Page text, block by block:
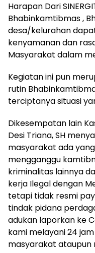
Harapan Dari
Bhabinkamtibmas ,
desa/kelurahan
kenyamanan dan
Masyarakat dalam
Kegiatan ini pun
rutin
terciptanya situasi
Dikesempatan lain
Desi Triana, SH
masyarakat ada
mengganggu
kriminalitas lainnya
kerja Ilegal dengan
tetapi tidak resmi
tindak pidana
adukan laporkan ke
kami melayani 24
masyarakat ataupun